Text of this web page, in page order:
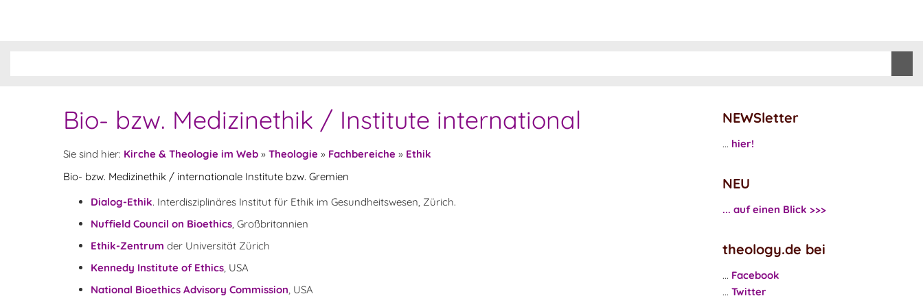
Bio- bzw. Medizinethik / Institute international
Sie sind hier: Kirche & Theologie im Web » Theologie » Fachbereiche » Ethik
Bio- bzw. Medizinethik / internationale Institute bzw. Gremien
Dialog-Ethik. Interdisziplinäres Institut für Ethik im Gesundheitswesen, Zürich.
Nuffield Council on Bioethics, Großbritannien
Ethik-Zentrum der Universität Zürich
Kennedy Institute of Ethics, USA
National Bioethics Advisory Commission, USA
NEWSletter
... hier!
NEU
... auf einen Blick >>>
theology.de bei
... Facebook
... Twitter